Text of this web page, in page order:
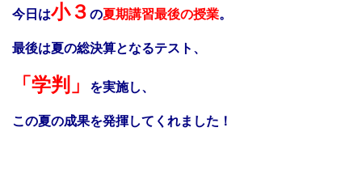
今日は小３ の夏期講習最後の授業。
最後は夏の総決算となるテスト、
「学判」 を実施し、
この夏の成果を発揮してくれました！